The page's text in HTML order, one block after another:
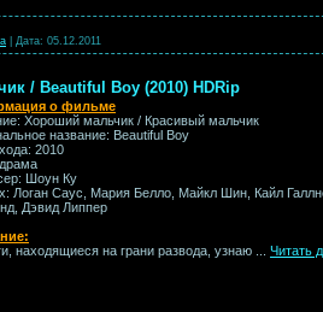
Дата: 05.12.2011
/ Beautiful Boy (2010) HDRip
о фильме
Хороший мальчик / Красивый мальчик
название: Beautiful Boy
2010
Шоун Ку
Логан Саус, Мария Белло, Майкл Шин, Кайл
Дэвид Липпер
находящиеся на грани развода, узнаю
Читать